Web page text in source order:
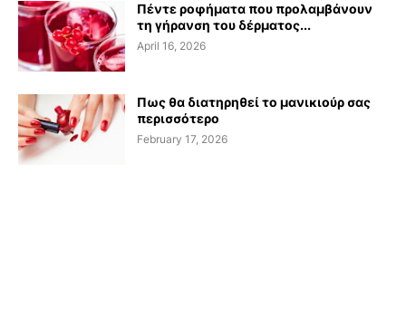
Πέντε ροφήματα που προλαμβάνουν
τη γήρανση του δέρματος...
April 16, 2026
Πως θα διατηρηθεί το μανικιούρ σας
περισσότερο
February 17, 2026